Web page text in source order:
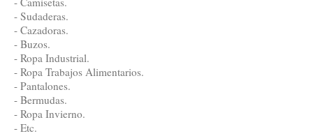
- Sudaderas.
- Cazadoras.
- Buzos.
- Ropa Industrial.
- Ropa Trabajos Alimentarios.
- Pantalones.
- Bermudas.
- Ropa Invierno.
- Etc.